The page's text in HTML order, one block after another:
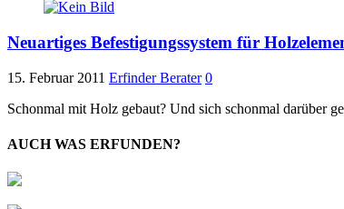
Neuartiges Befestigungssystem für
15. Februar 2011 Erfinder Berater 0
Schonmal mit Holz gebaut? Und sich schonmal darüber
AUCH WAS ERFUNDEN?